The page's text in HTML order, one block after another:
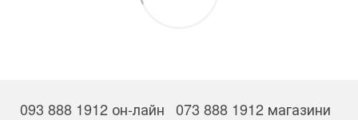
093 888 1912 он-лайн 073 888 1912 магазини